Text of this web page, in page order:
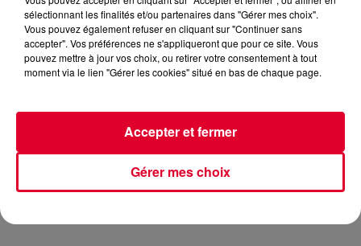
sélectionnant les finalités et/ou partenaires dans "Gérer mes choix".
Vous pouvez également refuser en cliquant sur "Continuer sans
accepter". Vos préférences ne s'appliqueront que pour ce site. Vous
pouvez mettre à jour vos choix, ou retirer votre consentement à tout
moment via le lien "Gérer les cookies" situé en bas de chaque page.
Gérer mes choix
Accepter et fermer